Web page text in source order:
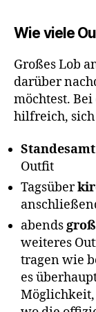
Wie viele
Großes Lob
darüber
möchtest.
hilfreich, sich
Standesamt
Outfit
Tagsüber
abends
weiteres
tragen wie
es